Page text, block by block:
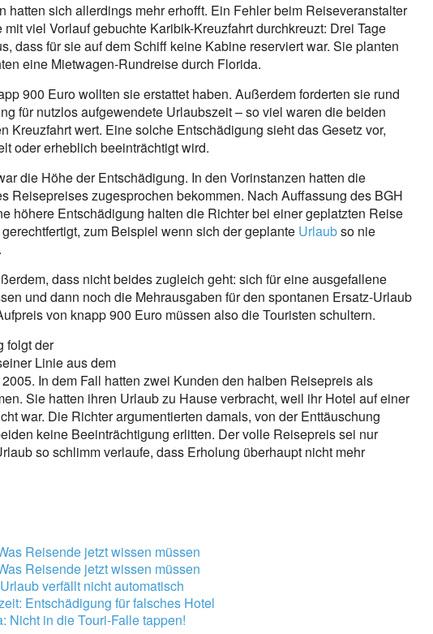
hatten sich allerdings mehr erhofft. Ein Fehler beim Reiseveranstalter
viel Vorlauf gebuchte Karibik-Kreuzfahrt durchkreuzt: Drei Tage
dass für sie auf dem Schiff keine Kabine reserviert war. Sie planten
eine Mietwagen-Rundreise durch Florida.
900 Euro wollten sie erstattet haben. Außerdem forderten sie rund
für nutzlos aufgewendete Urlaubszeit – so viel waren die beiden
Kreuzfahrt wert. Eine solche Entschädigung sieht das Gesetz vor,
oder erheblich beeinträchtigt wird.
die Höhe der Entschädigung. In den Vorinstanzen hatten die
Reisepreises zugesprochen bekommen. Nach Auffassung des BGH
höhere Entschädigung halten die Richter bei einer geplatzten Reise
zum Beispiel wenn sich der geplante Urlaubso nie
dass nicht beides zugleich geht: sich für eine ausgefallene
und dann noch die Mehrausgaben für den spontanen Ersatz-Urlaub
von knapp 900 Euro müssen also die Touristen schultern.
folgt der
Linie aus dem
In dem Fall hatten zwei Kunden den halben Reisepreis als
Sie hatten ihren Urlaub zu Hause verbracht, weil ihr Hotel auf einer
war. Die Richter argumentierten damals, von der Enttäuschung
keine Beeinträchtigung erlitten. Der volle Reisepreis sei nur
so schlimm verlaufe, dass Erholung überhaupt nicht mehr
Reisende jetzt wissen müssen
Reisende jetzt wissen müssen
verfällt nicht automatisch
Entschädigung für falsches Hotel
Nicht in die Touri-Falle tappen!